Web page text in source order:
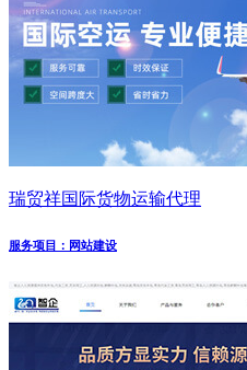
瑞贸祥国际货物运输代理
服务项目：网站建设